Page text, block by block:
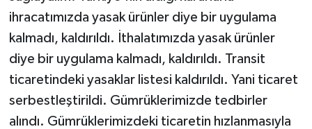
ihracatımızda yasak ürünler diye bir uygulama
kalmadı, kaldırıldı. İthalatımızda yasak ürünler
diye bir uygulama kalmadı, kaldırıldı. Transit
ticaretindeki yasaklar listesi kaldırıldı. Yani ticaret
serbestleştirildi. Gümrüklerimizde tedbirler
alındı. Gümrüklerimizdeki ticaretin hızlanmasıyla